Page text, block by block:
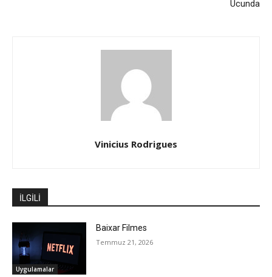
Ucunda
Vinicius Rodrigues
İLGİLİ
Uygulamalar
Baixar Filmes
Temmuz 21, 2026